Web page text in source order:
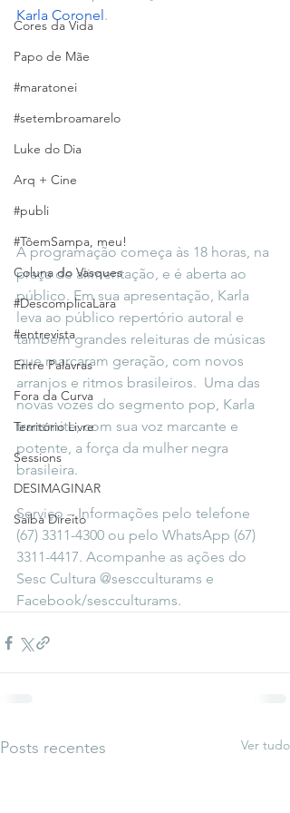
Cores da Vida
Papo de Mãe
#maratonei
#setembroamarelo
Luke do Dia
Arq + Cine
#publi
#TôemSampa, meu!
Coluna do Vasques
#DescomplicaLara
#entrevista
Entre Palavras
Fora da Curva
Território Livre
Sessions
DESIMAGINAR
Saiba Direito
Karla Coronel.
A programação começa às 18 horas, na
praça de alimentação, e é aberta ao
público. Em sua apresentação, Karla
leva ao público repertório autoral e
também grandes releituras de músicas
que marcaram geração, com novos
arranjos e ritmos brasileiros.  Uma das
novas vozes do segmento pop, Karla
transmite, com sua voz marcante e
potente, a força da mulher negra
brasileira.
Serviço – Informações pelo telefone
(67) 3311-4300 ou pelo WhatsApp (67)
3311-4417. Acompanhe as ações do
Sesc Cultura @sescculturams e
Facebook/sescculturams.
Posts recentes Ver tudo